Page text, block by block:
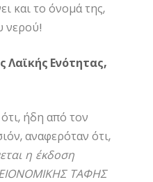
και το όνομά της,
νερού!
Λαϊκής Ενότητας,
ήδη από τον
αναφερόταν ότι,
η έκδοση
ΤΑΦΗΣ